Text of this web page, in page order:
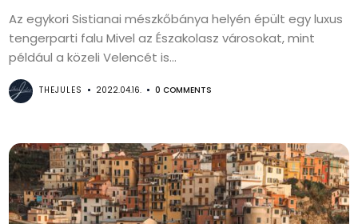
Az egykori Sistianai mészkőbánya helyén épült egy luxus
tengerparti falu Mivel az Északolasz városokat, mint
például a közeli Velencét is...
THEJULES 2022.04.16. 0 COMMENTS